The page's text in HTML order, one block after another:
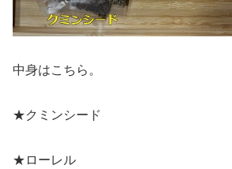
中身はこちら。
★クミンシード
★ローレル